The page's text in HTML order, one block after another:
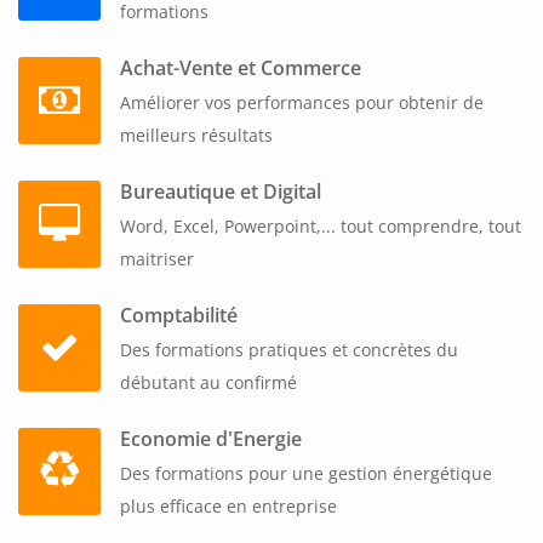
S'adapter aux spécificités du marché chinois :
Le marché chinois présente des particularités uniques, tant
au niveau de la culture des affaires que des préférences des
consommateurs. La formation en chinois mandarin permet
et de s'adapter plus efficacement. Ils peuvent ainsi ajuster
leur stratégie de marketing, de communication et de
distribution pour répondre aux attentes des consommateurs
Accéder à de nouvelles opportunités professionnelles :
La maîtrise du chinois mandarin en PinYin ouvre également
de nouvelles opportunités professionnelles pour les employés
des entreprises B to B. Ils peuvent occuper des postes clés de
formations
Achat-Vente et Commerce
Améliorer vos performances pour obtenir de
meilleurs résultats
Bureautique et Digital
Word, Excel, Powerpoint,... tout comprendre, tout
maitriser
Comptabilité
Des formations pratiques et concrètes du
débutant au confirmé
Economie d'Energie
Des formations pour une gestion énergétique
plus efficace en entreprise